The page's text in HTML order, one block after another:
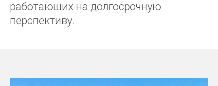
работающих на долгосрочную
перспективу.